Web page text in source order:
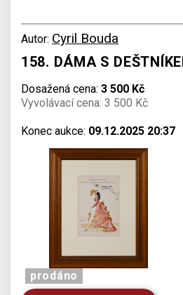
Autor: Cyril Bouda
158. DÁMA S
Dosažená cena: 3 500 Kč
Vyvolávací cena: 3 500 Kč
Konec aukce: 09.12.2025 20:37
prodáno